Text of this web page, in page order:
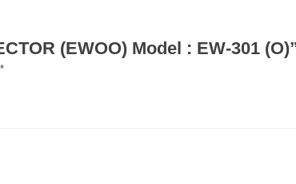
(EWOO) Model : EW-301
*